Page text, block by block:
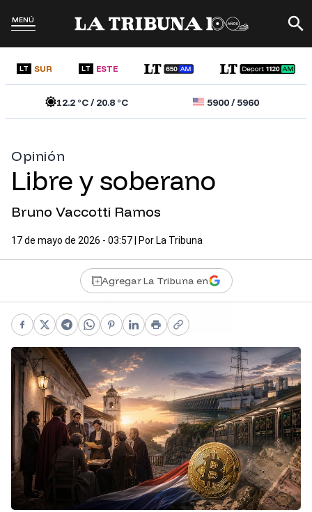
MENÚ
LT SUR LT ESTE
12.2°C /20.8°C 5900/5960
Opinión
Libre y soberano
Bruno Vaccotti Ramos
17 de mayo de 2026 - 03:57 | Por La Tribuna
Agregar La Tribuna en
Facebook
X Telegram
WhatsApp
Pinterest
LinkedIn
PrintCopy link